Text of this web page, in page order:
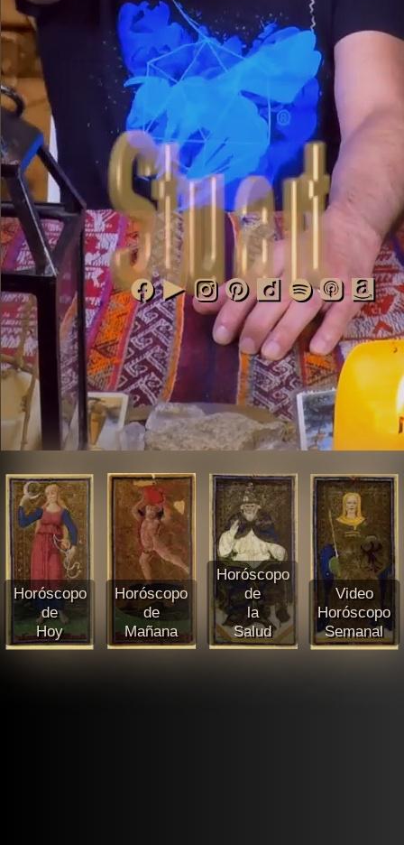
Horóscopo
de
Hoy
Horóscopo
de
Mañana
Horóscopo
de
la
Salud
Video
Horóscopo
Semanal